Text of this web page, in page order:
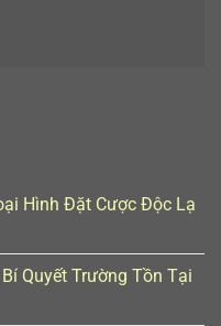
Hình Đặt Cược Độc Lạ
Quyết Trường Tồn Tại